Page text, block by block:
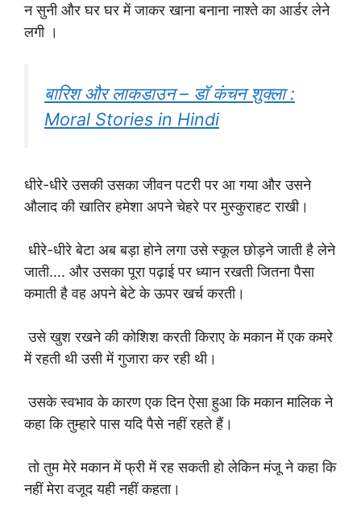
न सुनी और घर घर में जाकर खाना बनाना नाश्ते का आर्डर लेने
लगी ।
बारिश और लाकडाउन – डॉ कंचन शुक्ला :
Moral Stories in Hindi
धीरे-धीरे उसकी उसका जीवन पटरी पर आ गया और उसने
औलाद की खातिर हमेशा अपने चेहरे पर मुस्कुराहट राखी।
धीरे-धीरे बेटा अब बड़ा होने लगा उसे स्कूल छोड़ने जाती है लेने
जाती…. और उसका पूरा पढ़ाई पर ध्यान रखती जितना पैसा
कमाती है वह अपने बेटे के ऊपर खर्च करती।
उसे खुश रखने की कोशिश करती किराए के मकान में एक कमरे
में रहती थी उसी में गुजारा कर रही थी।
उसके स्वभाव के कारण एक दिन ऐसा हुआ कि मकान मालिक ने
कहा कि तुम्हारे पास यदि पैसे नहीं रहते हैं।
तो तुम मेरे मकान में फ्री में रह सकती हो लेकिन मंजू ने कहा कि
नहीं मेरा वजूद यही नहीं कहता।